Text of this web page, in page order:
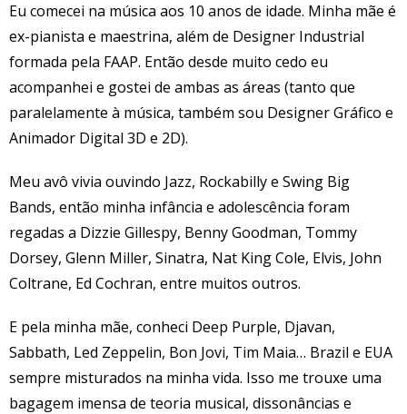
Eu comecei na música aos 10 anos de idade. Minha mãe é
ex-pianista e maestrina, além de Designer Industrial
formada pela FAAP. Então desde muito cedo eu
acompanhei e gostei de ambas as áreas (tanto que
paralelamente à música, também sou Designer Gráfico e
Animador Digital 3D e 2D).
Meu avô vivia ouvindo Jazz, Rockabilly e Swing Big
Bands, então minha infância e adolescência foram
regadas a Dizzie Gillespy, Benny Goodman, Tommy
Dorsey, Glenn Miller, Sinatra, Nat King Cole, Elvis, John
Coltrane, Ed Cochran, entre muitos outros.
E pela minha mãe, conheci Deep Purple, Djavan,
Sabbath, Led Zeppelin, Bon Jovi, Tim Maia… Brazil e EUA
sempre misturados na minha vida. Isso me trouxe uma
bagagem imensa de teoria musical, dissonâncias e